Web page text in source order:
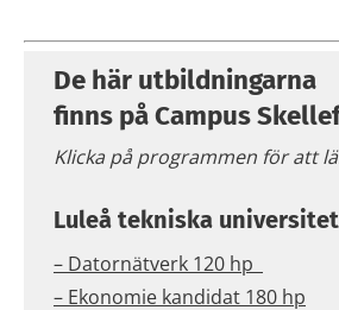
De här utbildningarna
finns på Campus
Klicka på programmen för att
Luleå tekniska
– Datornätverk 120 hp
– Ekonomie kandidat 180 hp